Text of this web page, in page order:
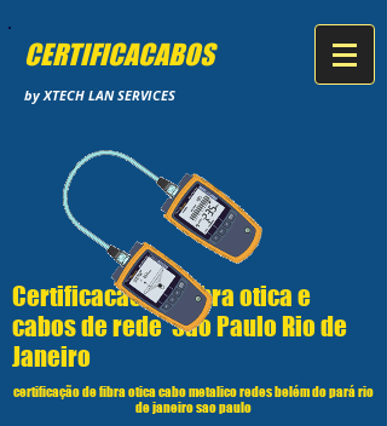
Certificacao de fibra otica e
cabos de rede Sao Paulo Rio de
Janeiro
by XTECH LAN SERVICES
CERTIFICACABOS
certificação de fibra otica cabo metalico redes belém do pará rio
de janeiro sao paulo